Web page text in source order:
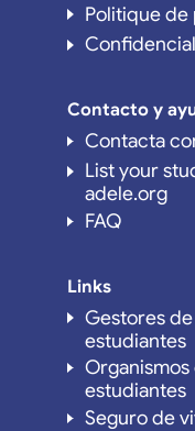
Politique
Contacto y
Contacta
List your
adele.org
FAQ
Links
Gestores
estudiantes
estudiantes
Seguro de